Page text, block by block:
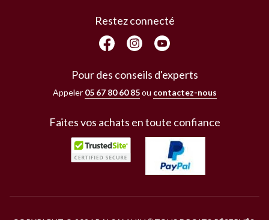
Restez connecté
Pour des conseils d'experts
Appeler 05 67 80 60 85ou contactez-nous
Faites vos achats en toute confiance